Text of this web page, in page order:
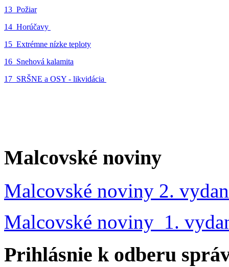
13_Požiar
14_Horúčavy
15_Extrémne nízke teploty
16_Snehová kalamita
17_SRŠNE a OSY - likvidácia
Malcovské noviny
Malcovské noviny 2.
Malcovské noviny 1.
Prihlásnie k odberu